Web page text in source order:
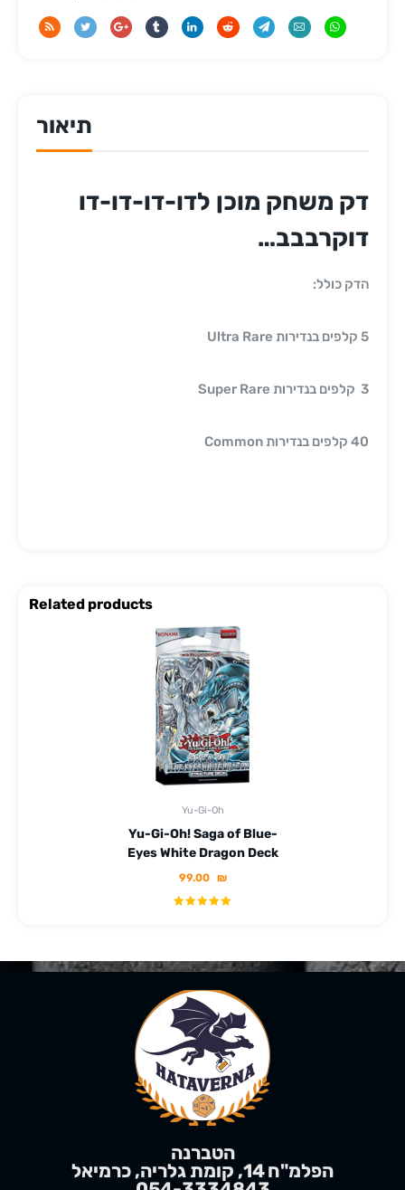
תיאור
דק משחק מוכן לדו-דו-דו-דו
דוקרבבב…
הדק כולל:
5 קלפים בנדירות Ultra Rare
3 קלפים בנדירות Super Rare
40 קלפים בנדירות Common
Related products
Yu-Gi-Oh
Yu-Gi-Oh! Saga of Blue-
Eyes White Dragon Deck
99.00 ₪
הטברנה
הפלמ"ח 14, קומת גלריה, כרמיאל